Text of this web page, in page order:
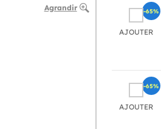
Agrandir
AJOUTER
-65%
AJOUTER
-65%